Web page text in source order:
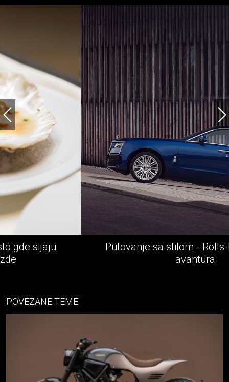
Putovanje sa stilom - Rolls-Royce epska
POVEZANE TEME